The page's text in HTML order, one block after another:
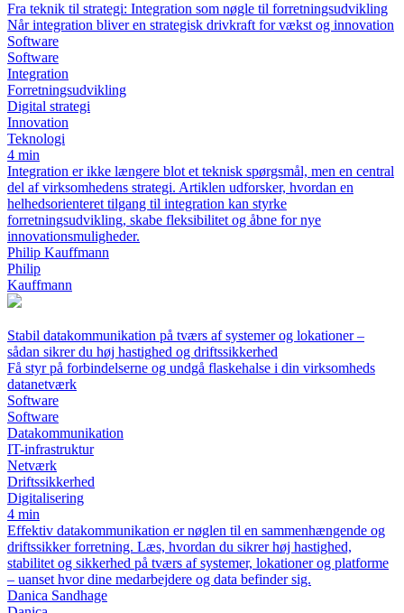
Fra teknik til strategi: Integration som nøgle til forretningsudvikling
Når integration bliver en strategisk drivkraft for vækst og innovation
Software
Software
Integration
Forretningsudvikling
Digital strategi
Innovation
Teknologi
4 min
Integration er ikke længere blot et teknisk spørgsmål, men en central
del af virksomhedens strategi. Artiklen udforsker, hvordan en
helhedsorienteret tilgang til integration kan styrke
forretningsudvikling, skabe fleksibilitet og åbne for nye
innovationsmuligheder.
Philip Kauffmann
Philip
Kauffmann
Stabil datakommunikation på tværs af systemer og lokationer –
sådan sikrer du høj hastighed og driftssikkerhed
Få styr på forbindelserne og undgå flaskehalse i din virksomheds
datanetværk
Software
Software
Datakommunikation
IT-infrastruktur
Netværk
Driftssikkerhed
Digitalisering
4 min
Effektiv datakommunikation er nøglen til en sammenhængende og
driftssikker forretning. Læs, hvordan du sikrer høj hastighed,
stabilitet og sikkerhed på tværs af systemer, lokationer og platforme
– uanset hvor dine medarbejdere og data befinder sig.
Danica Sandhage